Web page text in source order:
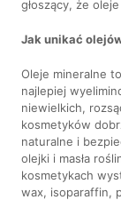
głoszący, że
Jak unikać
Oleje mineralne
najlepiej
niewielkich,
kosmetyków
naturalne i
olejki i masła
kosmetykach
wax, isoparaffin,